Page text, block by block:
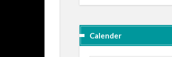
Calender